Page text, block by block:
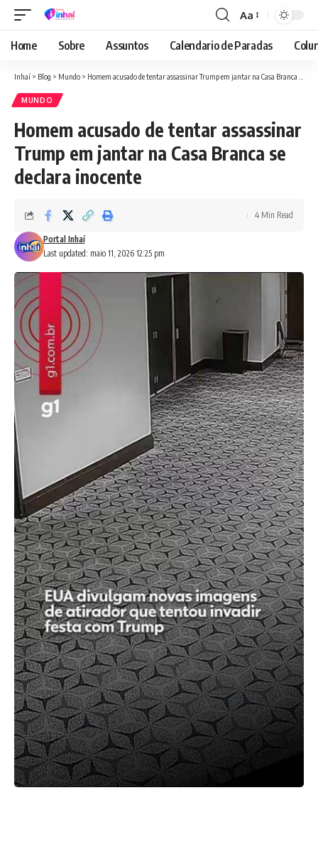
Font
Resizer
Aa
Home Sobre Assuntos Calendario de Paradas
Inhaí > Blog > Mundo > Homem acusado de tentar assassinar Trump em jantar na Casa Branca se declara inocente
MUNDO
Homem acusado de tentar assassinar
Trump em jantar na Casa Branca se
declara inocente
Last updated: maio 11, 2026 12:25 pm
Portal Inhaí
4 Min Read